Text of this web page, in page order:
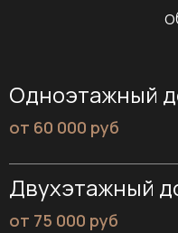
Одноэтажный
от 60 000 руб
Двухэтажный
от 75 000 руб
политикой